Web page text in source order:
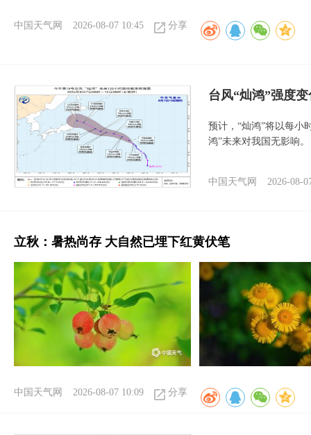
中国天气网 2026-08-07 10:45 分享
台风“灿鸿”强度
预计，“灿鸿”将以每小
鸿”未来对我国无影响。
中国天气网 2026-08-
立秋：暑热尚存 大自然已埋下红黄伏笔
中国天气网 2026-08-07 10:09 分享